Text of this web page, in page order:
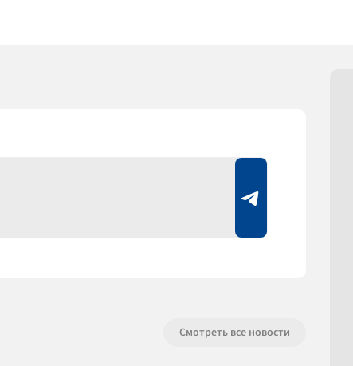
Смотреть все новости